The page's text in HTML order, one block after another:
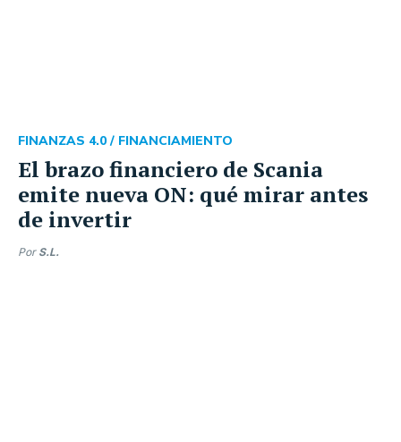
El brazo financiero de Scania
emite nueva ON: qué mirar antes
de invertir
FINANZAS 4.0 / FINANCIAMIENTO
Por S.L.